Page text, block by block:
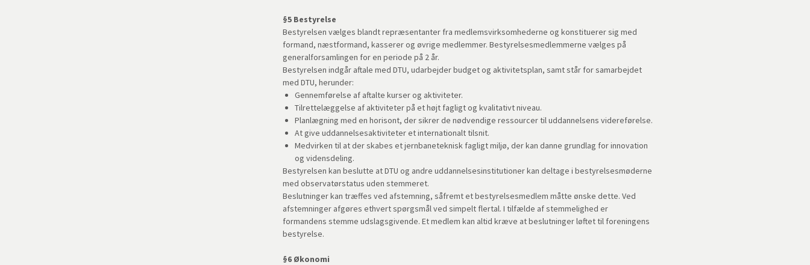
§5 Bestyrelse
Bestyrelsen vælges blandt repræsentanter fra medlemsvirksomhederne og konstituerer sig med
formand, næstformand, kasserer og øvrige medlemmer. Bestyrelsesmedlemmerne vælges på
generalforsamlingen for en periode på 2 år.
Bestyrelsen indgår aftale med DTU, udarbejder budget og aktivitetsplan, samt står for samarbejdet
med DTU, herunder:
Gennemførelse af aftalte kurser og aktiviteter.
Tilrettelæggelse af aktiviteter på et højt fagligt og kvalitativt niveau.
Planlægning med en horisont, der sikrer de nødvendige ressourcer til uddannelsens videreførelse.
At give uddannelsesaktiviteter et internationalt tilsnit.
Medvirken til at der skabes et jernbaneteknisk fagligt miljø, der kan danne grundlag for innovation
og vidensdeling.
Bestyrelsen kan beslutte at DTU og andre uddannelsesinstitutioner kan deltage i bestyrelsesmøderne
med observatørstatus uden stemmeret.
Beslutninger kan træffes ved afstemning, såfremt et bestyrelsesmedlem måtte ønske dette. Ved
afstemninger afgøres ethvert spørgsmål ved simpelt flertal. I tilfælde af stemmelighed er
formandens stemme udslagsgivende. Et medlem kan altid kræve at beslutninger løftet til foreningens
bestyrelse.
§6 Økonomi